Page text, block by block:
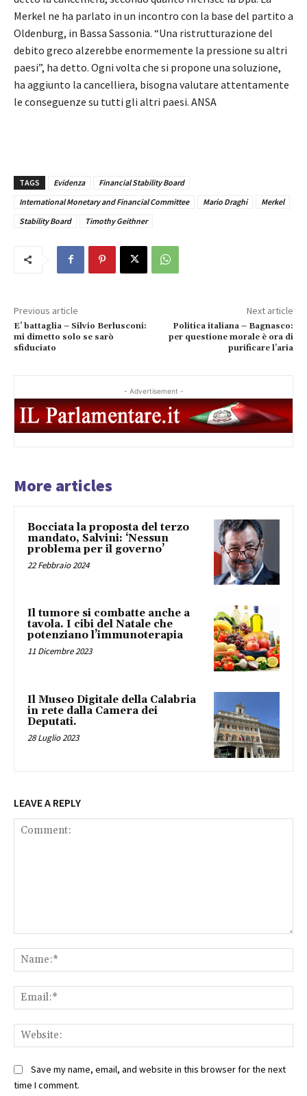
Merkel ne ha parlato in un incontro con la base del partito a
Oldenburg, in Bassa Sassonia. “Una ristrutturazione del
debito greco alzerebbe enormemente la pressione su altri
paesi”, ha detto. Ogni volta che si propone una soluzione,
ha aggiunto la cancelliera, bisogna valutare attentamente
le conseguenze su tutti gli altri paesi. ANSA
TAGS Evidenza
Financial Stability Board
International Monetary and Financial Committee
Mario Draghi
Merkel
Stability Board
Timothy Geithner
Previous article
E’ battaglia – Silvio Berlusconi:
mi dimetto solo se sarò
sfiduciato
Next article
Politica italiana – Bagnasco:
per questione morale è ora di
purificare l’aria
- Advertisement -
More articles
Bocciata la proposta del terzo
mandato, Salvini: ‘Nessun
problema per il governo’
22 Febbraio 2024
Il tumore si combatte anche a
tavola. I cibi del Natale che
potenziano l’immunoterapia
11 Dicembre 2023
Il Museo Digitale della Calabria
in rete dalla Camera dei
Deputati.
28 Luglio 2023
LEAVE A REPLY
Save my name, email, and website in this browser for the next
time I comment.